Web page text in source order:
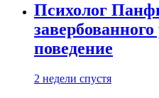
Психолог
поведение
2 недели спустя